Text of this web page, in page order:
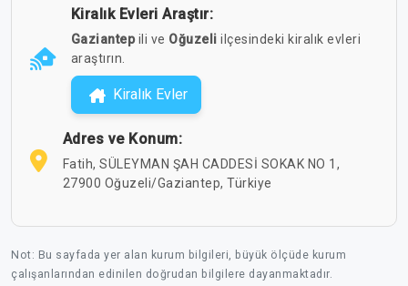
Kiralık Evleri Araştır:
Gaziantepili ve Oğuzeli ilçesindeki kiralık evleri
araştırın.
Kiralık Evler
Adres ve Konum:
Fatih, SÜLEYMAN ŞAH CADDESİ SOKAK NO 1,
27900 Oğuzeli/Gaziantep, Türkiye
Not: Bu sayfada yer alan kurum bilgileri, büyük ölçüde kurum
çalışanlarından edinilen doğrudan bilgilere dayanmaktadır.